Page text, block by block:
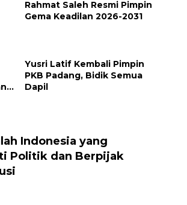
Rahmat Saleh Resmi Pimpin
Gema Keadilan 2026-2031
Yusri Latif Kembali Pimpin
PKB Padang, Bidik Semua
Dapil
Indonesia yang
Politik dan Berpijak